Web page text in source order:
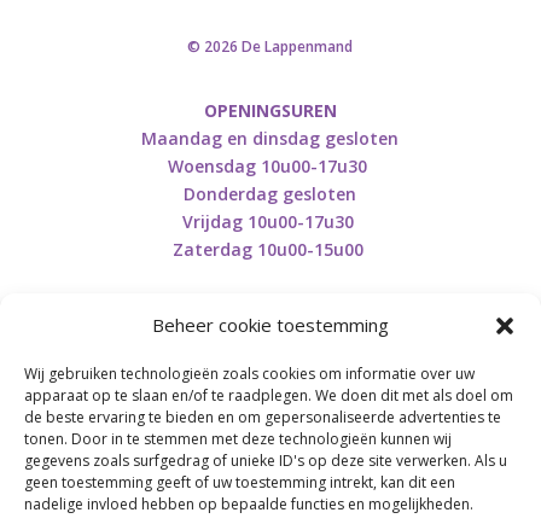
Beheer cookie toestemming
Wij gebruiken technologieën zoals cookies om informatie over uw
apparaat op te slaan en/of te raadplegen. We doen dit met als doel om
de beste ervaring te bieden en om gepersonaliseerde advertenties te
tonen. Door in te stemmen met deze technologieën kunnen wij
gegevens zoals surfgedrag of unieke ID's op deze site verwerken. Als u
geen toestemming geeft of uw toestemming intrekt, kan dit een
nadelige invloed hebben op bepaalde functies en mogelijkheden.
© 2026 De Lappenmand
OPENINGSUREN
Maandag en dinsdag gesloten
Woensdag 10u00-17u30
Donderdag gesloten
Vrijdag 10u00-17u30
Zaterdag 10u00-15u00
Retourneren en herroepen
BE0746.853.082